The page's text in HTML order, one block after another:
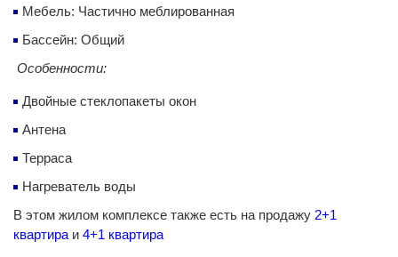
Мебель: Частично меблированная
Бассейн: Общий
Особенности:
Двойные стеклопакеты окон
Антена
Терраса
Нагреватель воды
В этом жилом комплексе также есть на продажу 2+1
квартира и 4+1 квартира